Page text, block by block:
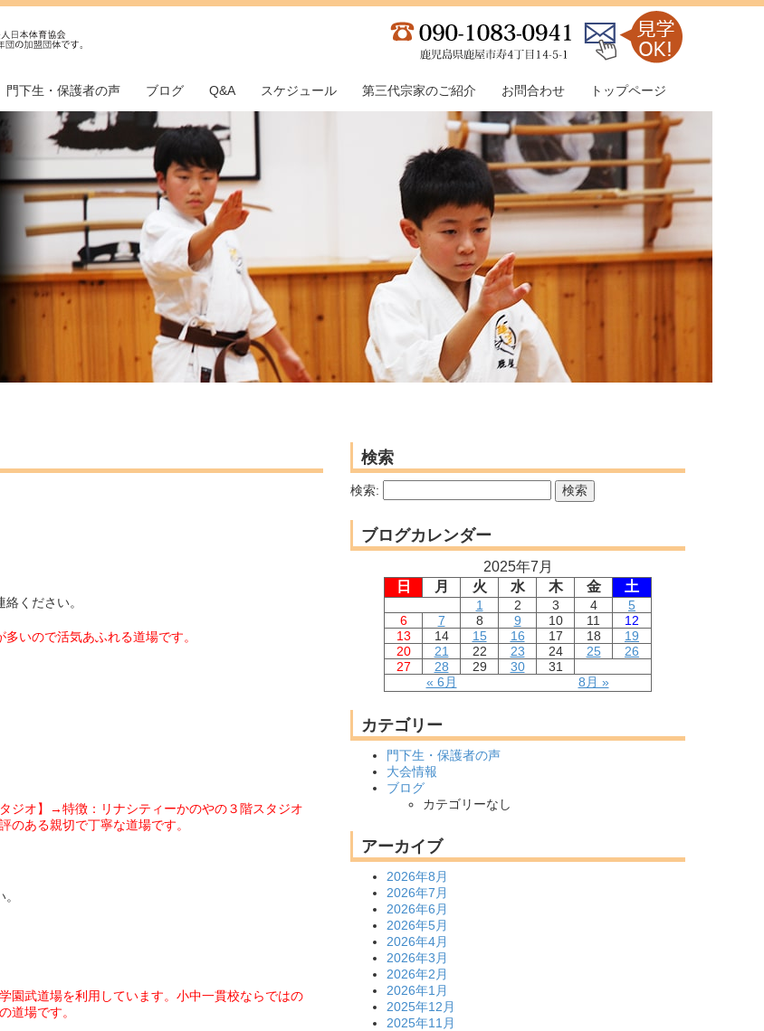
門下生・保護者の声 ブログ Q&A スケジュール 第三代宗家のご紹介 お問合わせ トップページ
ください。
いので活気あふれる道場です。
ジオ】→特徴：リナシティーかのやの３階スタジオ
のある親切で丁寧な道場です。
武道場を利用しています。小中一貫校ならではの
道場です。
検索
検索:
ブログカレンダー
2025年7月
日
月 火 水 木 金 土
« 6月 8月 »
1 2 3 4
5
6
7 8 9 10 11
12
13
14 15 16 17 18
19
20
21 22 23 24 25
26
27
28 29 30 31
カテゴリー
門下生・保護者の声
大会情報
ブログ
カテゴリーなし
アーカイブ
2026年8月
2026年7月
2026年6月
2026年5月
2026年4月
2026年3月
2026年2月
2026年1月
2025年12月
2025年11月